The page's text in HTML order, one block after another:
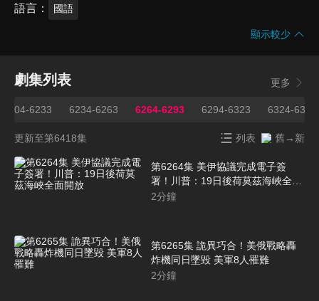
語言 國語
顯示較少
劇集列表 更多
6204-6233 6234-6263 6264-6293 6294-6323 6324-6353
更新至第6418集 列表 舊→新
第6264集 美伊協議完成電子簽
署！川普：19日後荷莫茲海峽全面
開放
2分鐘
第6265集 詭異巧合！美俄戰略轟
炸機同日墜毀 美軍8人罹難
2分鐘